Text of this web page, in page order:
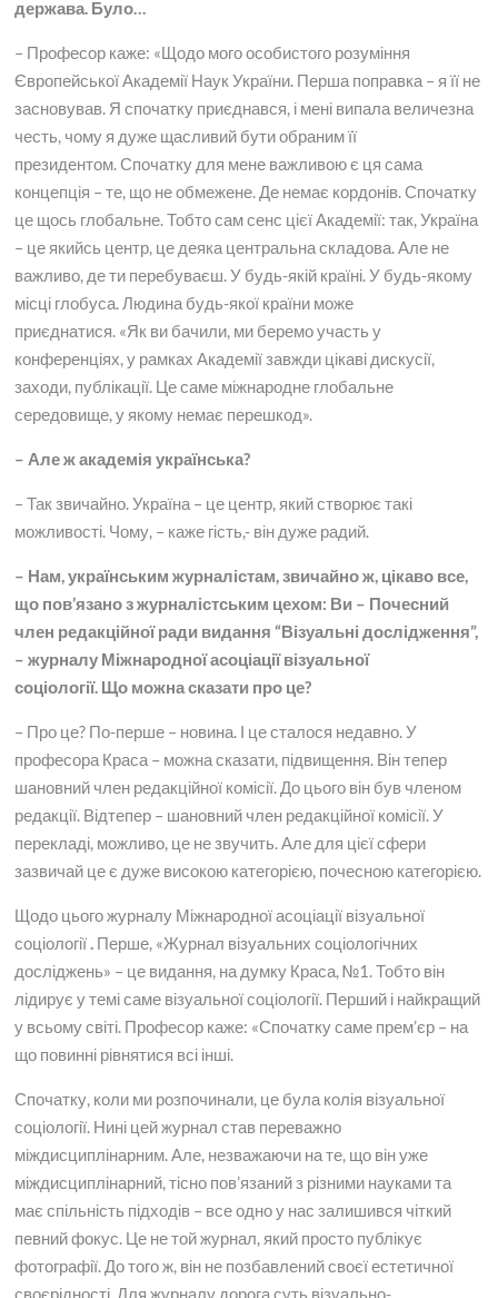
держава. Було…
– Професор каже: «Щодо мого особистого розуміння
Європейської Академії Наук України. Перша поправка – я її не
засновував. Я спочатку приєднався, і мені випала величезна
честь, чому я дуже щасливий бути обраним її
президентом. Спочатку для мене важливою є ця сама
концепція – те, що не обмежене. Де немає кордонів. Спочатку
це щось глобальне. Тобто сам сенс цієї Академії: так, Україна
– це якийсь центр, це деяка центральна складова. Але не
важливо, де ти перебуваєш. У будь-якій країні. У будь-якому
місці глобуса. Людина будь-якої країни може
приєднатися. «Як ви бачили, ми беремо участь у
конференціях, у рамках Академії завжди цікаві дискусії,
заходи, публікації. Це саме міжнародне глобальне
середовище, у якому немає перешкод».
– Але ж академія українська?
– Так звичайно. Україна – це центр, який створює такі
можливості. Чому, – каже гість,- він дуже радий.
– Нам, українським журналістам, звичайно ж, цікаво все,
що пов’язано з журналістським цехом: Ви – Почесний
член редакційної ради видання “Візуальні дослідження”,
– журналу Міжнародної асоціації візуальної
соціології. Що можна сказати про це?
– Про це? По-перше – новина. І це сталося недавно. У
професора Краса – можна сказати, підвищення. Він тепер
шановний член редакційної комісії. До цього він був членом
редакції. Відтепер – шановний член редакційної комісії. У
перекладі, можливо, це не звучить. Але для цієї сфери
зазвичай це є дуже високою категорією, почесною категорією.
Щодо цього журналу Міжнародної асоціації візуальної
соціології. Перше, «Журнал візуальних соціологічних
досліджень» – це видання, на думку Краса, №1. Тобто він
лідирує у темі саме візуальної соціології. Перший і найкращий
у всьому світі. Професор каже: «Спочатку саме прем’єр – на
що повинні рівнятися всі інші.
Спочатку, коли ми розпочинали, це була колія візуальної
соціології. Нині цей журнал став переважно
міждисциплінарним. Але, незважаючи на те, що він уже
міждисциплінарний, тісно пов’язаний з різними науками та
має спільність підходів – все одно у нас залишився чіткий
певний фокус. Це не той журнал, який просто публікує
фотографії. До того ж, він не позбавлений своєї естетичної
своєрідності. Для журналу дорога суть візуально-